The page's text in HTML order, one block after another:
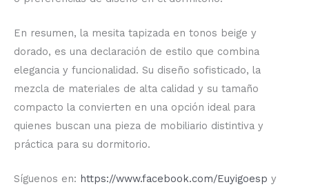
En resumen, la mesita tapizada en tonos beige y
dorado, es una declaración de estilo que combina
elegancia y funcionalidad. Su diseño sofisticado, la
mezcla de materiales de alta calidad y su tamaño
compacto la convierten en una opción ideal para
quienes buscan una pieza de mobiliario distintiva y
práctica para su dormitorio.
Síguenos en: https://www.facebook.com/Euyigoesp y